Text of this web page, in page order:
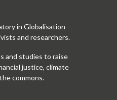
in Globalisation
and researchers.
and studies to raise
justice, climate
commons.